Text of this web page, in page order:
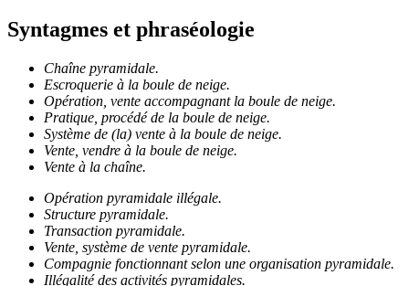
Syntagmes et phraséologie
Chaîne pyramidale.
Escroquerie à la boule de neige.
Opération, vente accompagnant la boule de neige.
Pratique, procédé de la boule de neige.
Système de (la) vente à la boule de neige.
Vente, vendre à la boule de neige.
Vente à la chaîne.
Opération pyramidale illégale.
Structure pyramidale.
Transaction pyramidale.
Vente, système de vente pyramidale.
Compagnie fonctionnant selon une organisation pyramidale.
Illégalité des activités pyramidales.